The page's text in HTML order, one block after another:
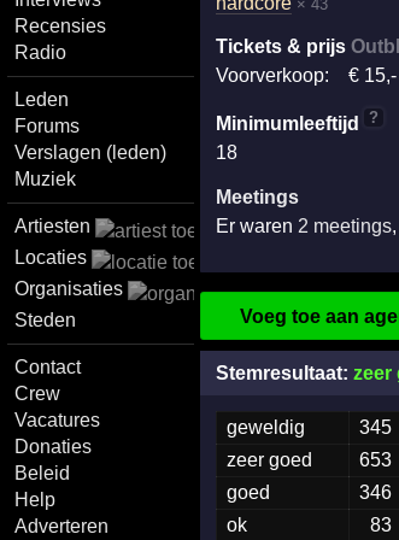
Recensies
Radio
Leden
Forums
Verslagen (leden)
Muziek
Artiesten
Locaties
Organisaties
Steden
Contact
Crew
Vacatures
Donaties
Beleid
Help
Adverteren
× 43
Tickets & prijs
Voorverkoop:
€ 15,-
Minimumleeftijd ?
18
Meetings
Er waren 2 meetings
Voeg toe aan
Stemresultaat: zeer
geweldig 345
zeer goed
653
goed
346
ok
83